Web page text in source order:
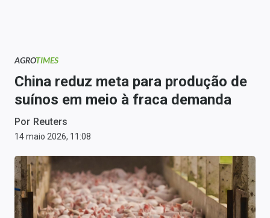
Newsletters
Money Trader
Anuncie
Últimas Notícias
Newsletters
Cotações
AGROTIMES
China reduz meta para produção de
suínos em meio à fraca demanda
Por Reuters
14 maio 2026, 11:08